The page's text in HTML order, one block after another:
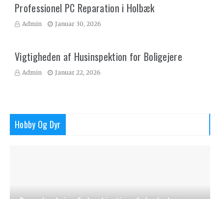
Professionel PC Reparation i Holbæk
Admin Januar 30, 2026
Vigtigheden af Husinspektion for Boligejere
Admin Januar 22, 2026
Hobby Og Dyr